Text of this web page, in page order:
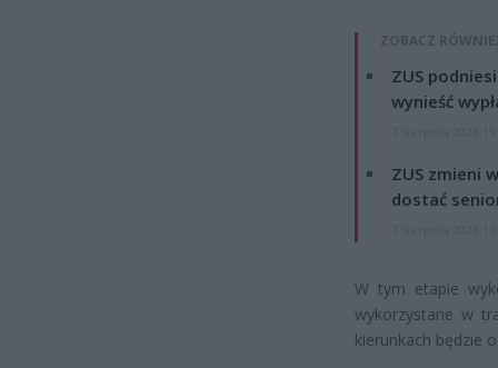
ZOBACZ
ZUS
wynieść
ZUS zmieni
dostać
W tym etapie
wykorzystane w
kierunkach będzie